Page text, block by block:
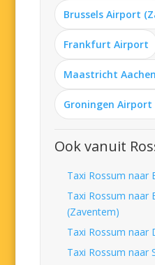
Brussels Airport
Frankfurt Airport
Maastricht
Groningen Airport
Ook vanuit
Taxi Rossum naar
Taxi Rossum naar
(Zaventem)
Taxi Rossum naar
Taxi Rossum naar